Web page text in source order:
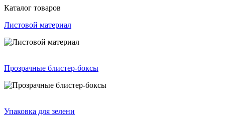
Каталог товаров
Листовой материал
Прозрачные блистер-боксы
Упаковка для зелени